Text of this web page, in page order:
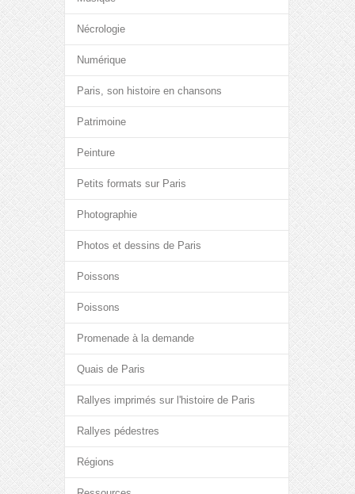
Nécrologie
Numérique
Paris, son histoire en chansons
Patrimoine
Peinture
Petits formats sur Paris
Photographie
Photos et dessins de Paris
Poissons
Poissons
Promenade à la demande
Quais de Paris
Rallyes imprimés sur l'histoire de Paris
Rallyes pédestres
Régions